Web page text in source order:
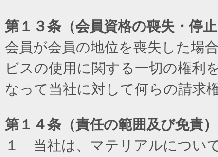
第１３条（会員資格の喪失・停
会員が会員の地位を喪失した場
ビスの使用に関する一切の権利
なって当社に対して何らの請求
第１４条（責任の範囲及び免責）
１ 当社は、マテリアルについ